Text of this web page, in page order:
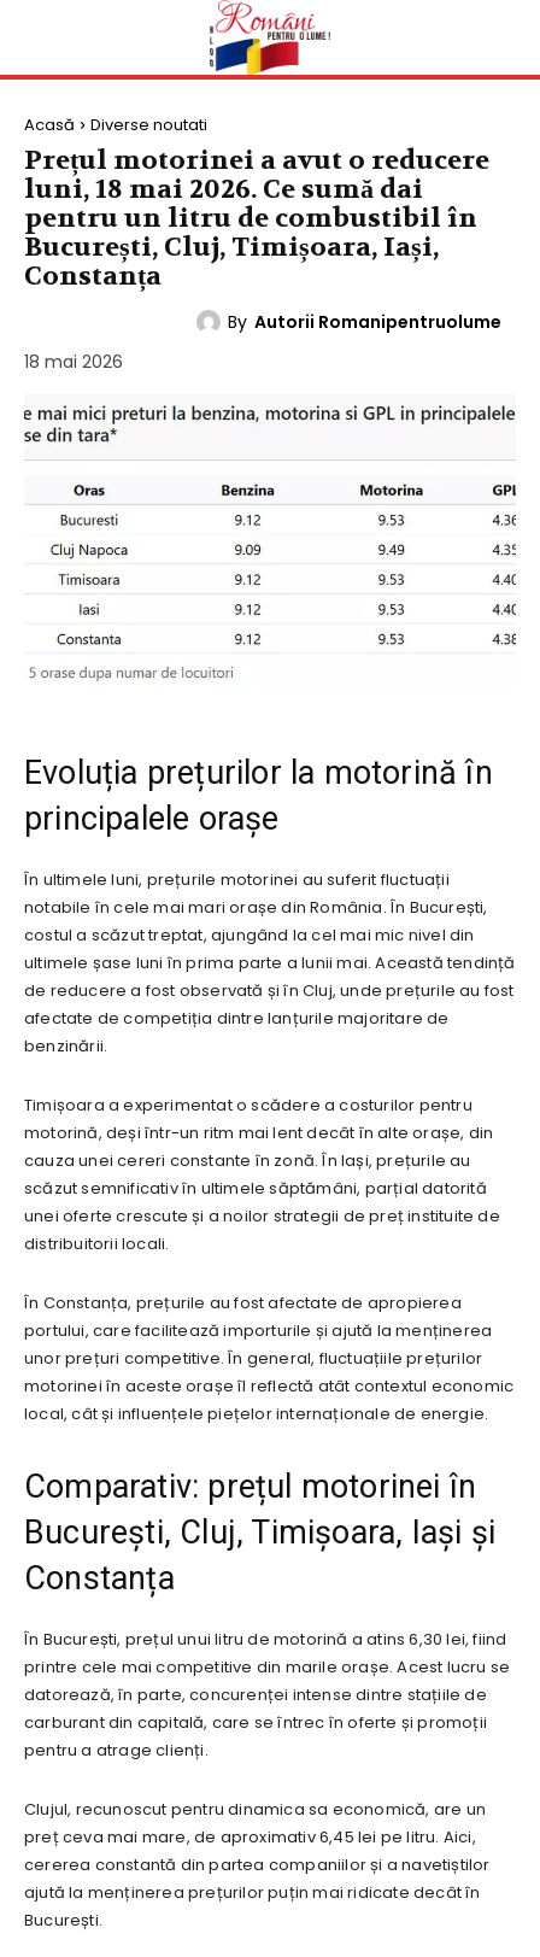
Acasă Diverse noutati
Prețul motorinei a avut o reducere
luni, 18 mai 2026. Ce sumă dai
pentru un litru de combustibil în
București, Cluj, Timișoara, Iași,
Constanța
By Autorii Romanipentruolume
18 mai 2026
Evoluția prețurilor la motorină în
principalele orașe
În ultimele luni, prețurile motorinei au suferit fluctuații
notabile în cele mai mari orașe din România. În București,
costul a scăzut treptat, ajungând la cel mai mic nivel din
ultimele șase luni în prima parte a lunii mai. Această tendință
de reducere a fost observată și în Cluj, unde prețurile au fost
afectate de competiția dintre lanțurile majoritare de
benzinării.
Timișoara a experimentat o scădere a costurilor pentru
motorină, deși într-un ritm mai lent decât în alte orașe, din
cauza unei cereri constante în zonă. În Iași, prețurile au
scăzut semnificativ în ultimele săptămâni, parțial datorită
unei oferte crescute și a noilor strategii de preț instituite de
distribuitorii locali.
În Constanța, prețurile au fost afectate de apropierea
portului, care facilitează importurile și ajută la menținerea
unor prețuri competitive. În general, fluctuațiile prețurilor
motorinei în aceste orașe îl reflectă atât contextul economic
local, cât și influențele piețelor internaționale de energie.
Comparativ: prețul motorinei în
București, Cluj, Timișoara, Iași și
Constanța
În București, prețul unui litru de motorină a atins 6,30 lei, fiind
printre cele mai competitive din marile orașe. Acest lucru se
datorează, în parte, concurenței intense dintre stațiile de
carburant din capitală, care se întrec în oferte și promoții
pentru a atrage clienți.
Clujul, recunoscut pentru dinamica sa economică, are un
preț ceva mai mare, de aproximativ 6,45 lei pe litru. Aici,
cererea constantă din partea companiilor și a navetiștilor
ajută la menținerea prețurilor puțin mai ridicate decât în
București.